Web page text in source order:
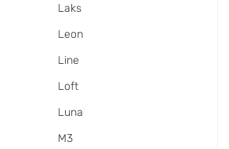
Laks
Leon
Line
Loft
Luna
M3